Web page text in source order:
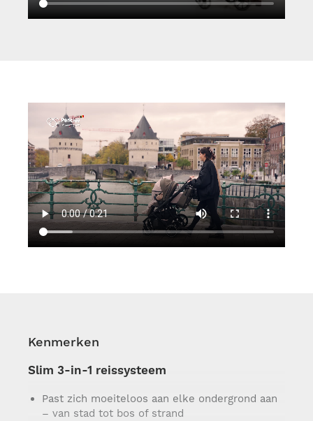
Kenmerken
Slim 3-in-1 reissysteem
Past zich moeiteloos aan elke ondergrond aan
– van stad tot bos of strand